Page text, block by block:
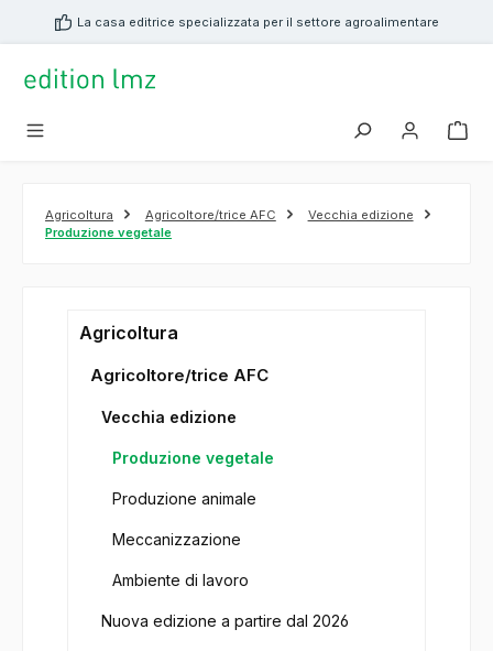
principaleLa casa editrice specializzata per il settore agroalimentare
Agricoltura Agricoltore/trice AFC
Vecchia edizione
Produzione vegetale
Agricoltura
Agricoltore/trice AFC
Vecchia edizione
Produzione vegetale
Produzione animale
Meccanizzazione
Ambiente di lavoro
Nuova edizione a partire dal 2026